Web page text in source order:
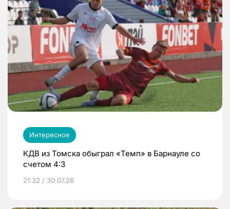
Интересное
КДВ из Томска обыграл «Темп» в Барнауле со
счетом 4:3
21:32 / 30.07.26